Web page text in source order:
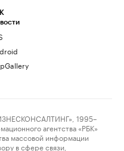
1995–
агентства «РБК»
массовой информации
в сфере связи,